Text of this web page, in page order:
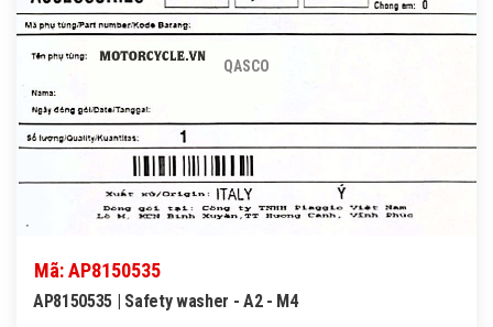
QASCO
Mã: AP8150535
AP8150535 | Safety washer - A2 - M4